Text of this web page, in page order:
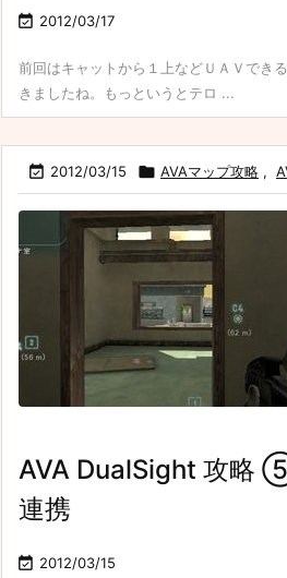
 2012/03/17
前回はキャットから１上などＵＡＶでき
きましたね。もっというとテロ ...
 2012/03/15  AVAマップ攻略 ,
AVA DualSight 攻略
連携
 2012/03/15